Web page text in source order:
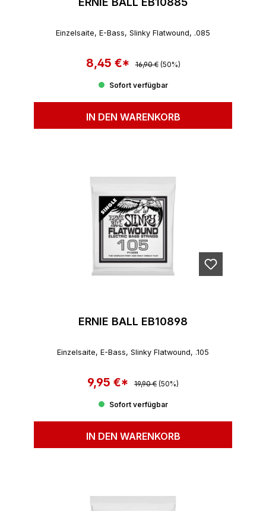
Einzelsaite, E-Bass, Slinky Flatwound, .085
Verkaufspreis:
8,45 €* Regulärer Preis:
16,90 € (50%)
Sofort verfügbar
IN DEN WARENKORB
ERNIE BALL EB10898
Einzelsaite, E-Bass, Slinky Flatwound, .105
Verkaufspreis:
9,95 €* Regulärer Preis:
19,90 € (50%)
Sofort verfügbar
IN DEN WARENKORB